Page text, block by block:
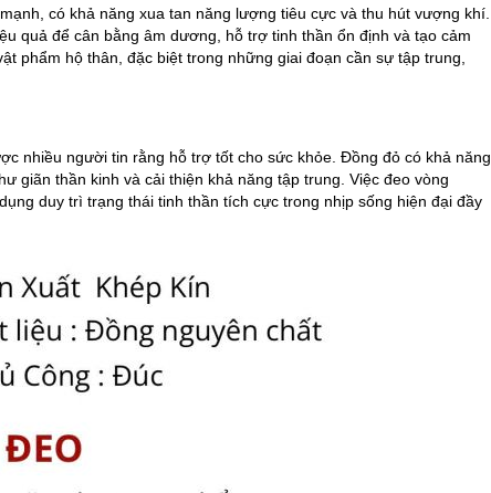
có khả năng xua tan năng lượng tiêu cực và thu hút vượng khí.
quả để cân bằng âm dương, hỗ trợ tinh thần ổn định và tạo cảm
phẩm hộ thân, đặc biệt trong những giai đoạn cần sự tập trung,
nhiều người tin rằng hỗ trợ tốt cho sức khỏe. Đồng đỏ có khả năng
giãn thần kinh và cải thiện khả năng tập trung. Việc đeo vòng
duy trì trạng thái tinh thần tích cực trong nhịp sống hiện đại đầy